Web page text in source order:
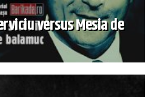
versus Mesia de